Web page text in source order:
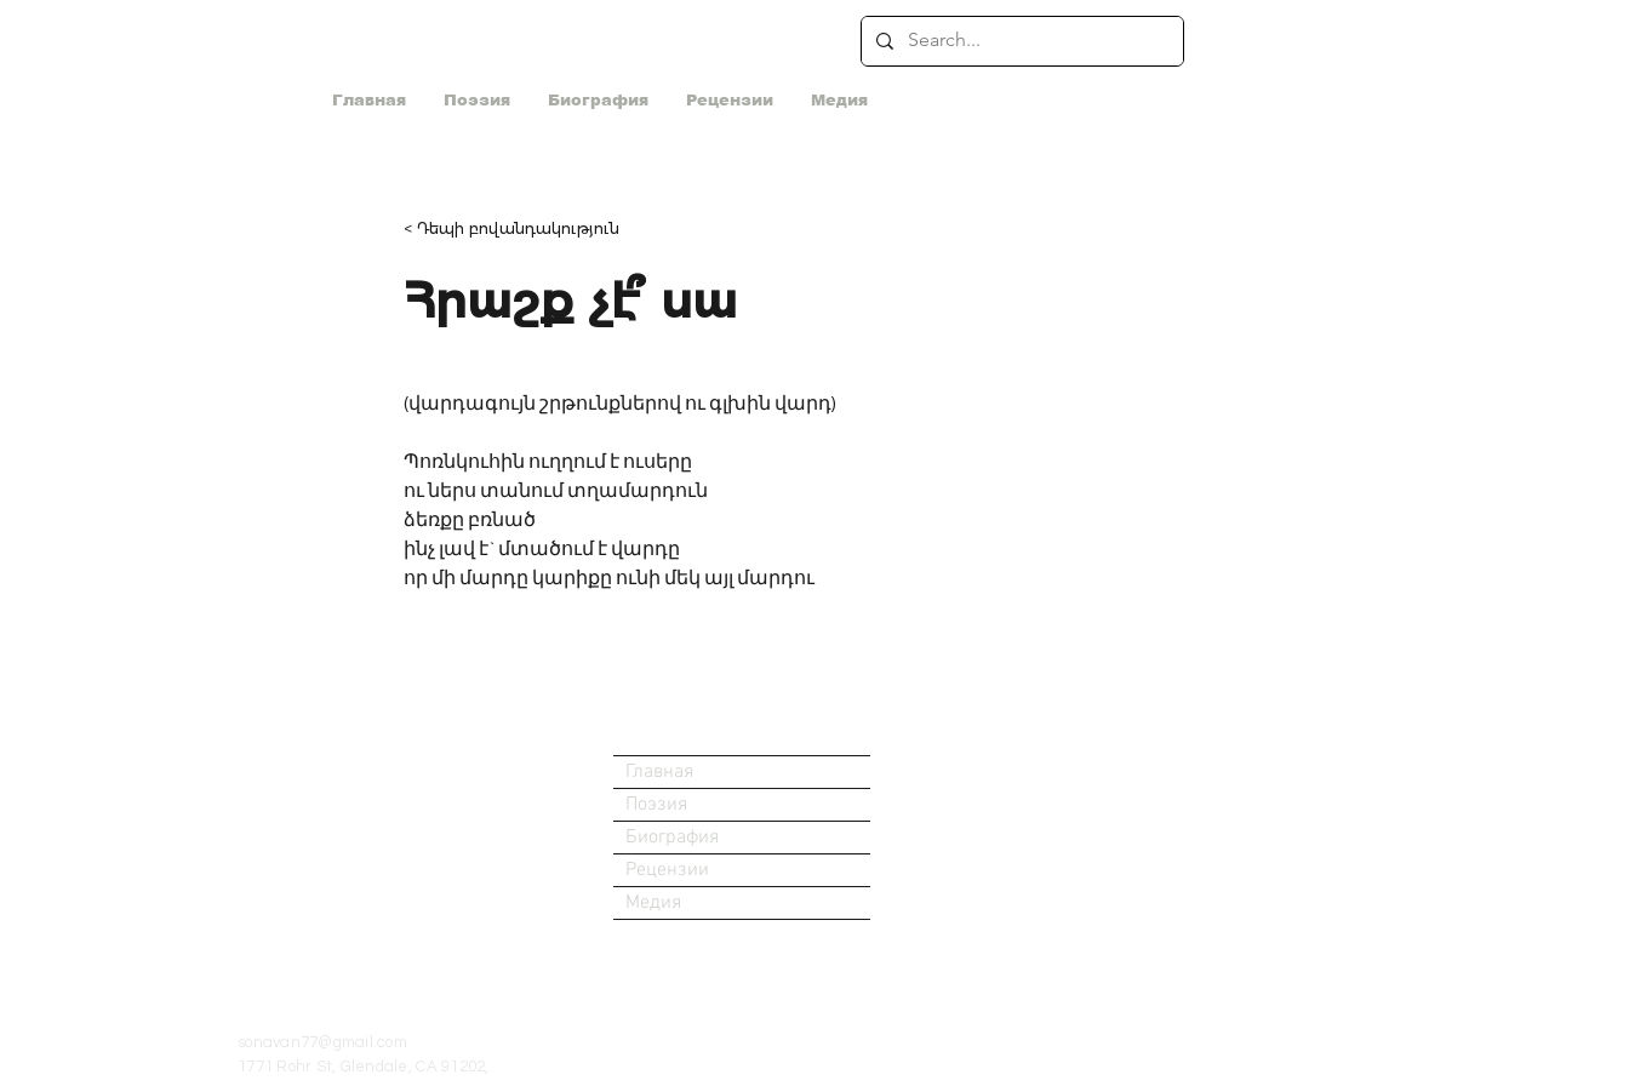
Главная Поэзия Биография Рецензии Медия
< Դեպի բովանդակություն
Հրաշք չէ՞ սա
(վարդագույն շրթունքներով ու գլխին վարդ)
Պոռնկուհին ուղղում է ուսերը
ու ներս տանում տղամարդուն
ձեռքը բռնած
ինչ լավ է` մտածում է վարդը
որ մի մարդը կարիքը ունի մեկ այլ մարդու
Главная
Поэзия
Биография
Рецензии
Медия
sonavan77@gmail.com
1771 Rohr St, Glendale, CA 91202,